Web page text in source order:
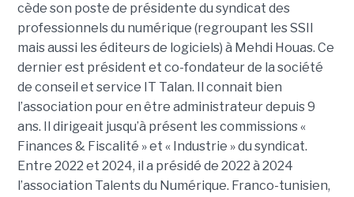
cède son poste de présidente du syndicat des
professionnels du numérique (regroupant les SSII
mais aussi les éditeurs de logiciels) à Mehdi Houas. Ce
dernier est président et co-fondateur de la société
de conseil et service IT Talan. Il connait bien
l’association pour en être administrateur depuis 9
ans. Il dirigeait jusqu’à présent les commissions «
Finances & Fiscalité » et « Industrie » du syndicat.
Entre 2022 et 2024, il a présidé de 2022 à 2024
l’association Talents du Numérique. Franco-tunisien,